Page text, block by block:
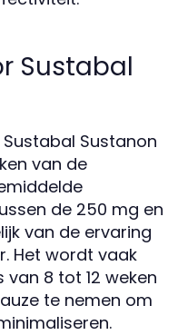
Sustabal
Sustanon
van de
de 250 mg en
van de ervaring
Het wordt vaak
8 tot 12 weken
te nemen om